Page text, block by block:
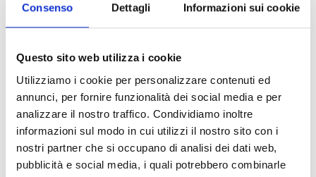
Consenso Dettagli Informazioni sui cookie
Questo sito web utilizza i cookie
Utilizziamo i cookie per personalizzare contenuti ed
annunci, per fornire funzionalità dei social media e per
analizzare il nostro traffico. Condividiamo inoltre
informazioni sul modo in cui utilizzi il nostro sito con i
nostri partner che si occupano di analisi dei dati web,
pubblicità e social media, i quali potrebbero combinarle
caméra Bullet, 104,4 x
54,5 mm (Ø x P)
62,5 mm (B x H x P) -
poteau Ø 67 - 127
mm